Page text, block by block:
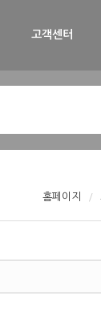
고객센터
홈페이지